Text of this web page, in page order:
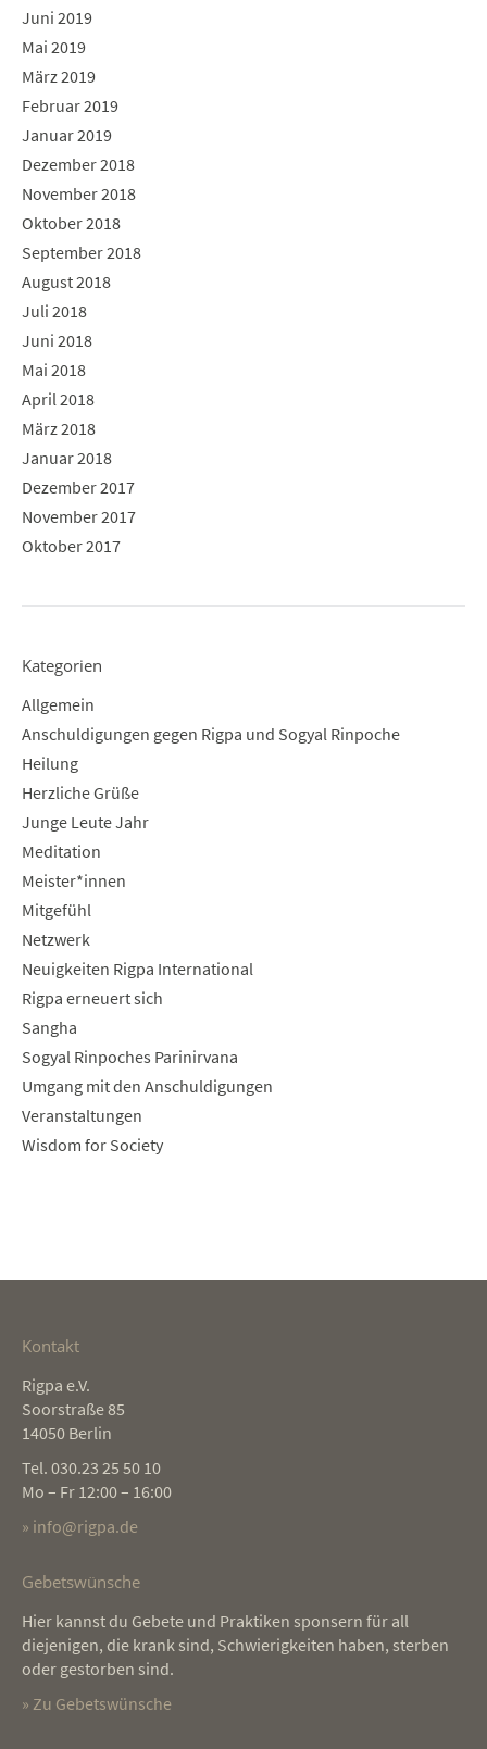
Juni 2019
Mai 2019
März 2019
Februar 2019
Januar 2019
Dezember 2018
November 2018
Oktober 2018
September 2018
August 2018
Juli 2018
Juni 2018
Mai 2018
April 2018
März 2018
Januar 2018
Dezember 2017
November 2017
Oktober 2017
Kategorien
Allgemein
Anschuldigungen gegen Rigpa und Sogyal Rinpoche
Heilung
Herzliche Grüße
Junge Leute Jahr
Meditation
Meister*innen
Mitgefühl
Netzwerk
Neuigkeiten Rigpa International
Rigpa erneuert sich
Sangha
Sogyal Rinpoches Parinirvana
Umgang mit den Anschuldigungen
Veranstaltungen
Wisdom for Society
Kontakt
Rigpa e.V.
Soorstraße 85
14050 Berlin
Tel. 030.23 25 50 10
Mo – Fr 12:00 – 16:00
» info@rigpa.de
Gebetswünsche
Hier kannst du Gebete und Praktiken sponsern für all
diejenigen, die krank sind, Schwierigkeiten haben, sterben
oder gestorben sind.
» Zu Gebetswünsche